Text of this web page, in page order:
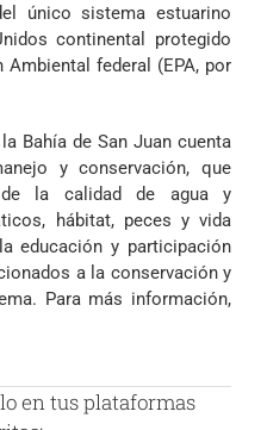
único sistema estuarino
continental protegido
federal (EPA, por
Bahía de San Juan cuenta
y conservación, que
la calidad de agua y
hábitat, peces y vida
educación y participación
a la conservación y
Para más información,
en tus plataformas